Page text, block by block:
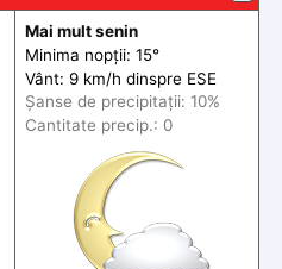
Mai mult senin
Minima nopții: 15°
Vânt: 9 km/h dinspre ESE
Șanse de precipitații: 10%
Cantitate precip.: 0